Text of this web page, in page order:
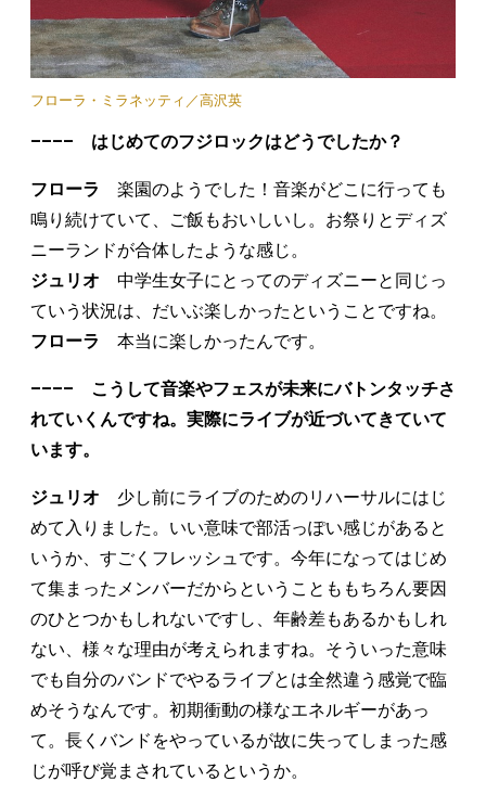
フローラ・ミラネッティ／高沢英
–––– はじめてのフジロックはどうでしたか？
フローラ
楽園のようでした！音楽がどこに行っても
鳴り続けていて、ご飯もおいしいし。お祭りとディズ
ニーランドが合体したような感じ。
ジュリオ 中学生女子にとってのディズニーと同じっ
ていう状況は、だいぶ楽しかったということですね。
フローラ
本当に楽しかったんです。
–––– こうして音楽やフェスが未来にバトンタッチさ
れていくんですね。実際にライブが近づいてきていて
います。
ジュリオ 少し前にライブのためのリハーサルにはじ
めて入りました。いい意味で部活っぽい感じがあると
いうか、すごくフレッシュです。今年になってはじめ
て集まったメンバーだからということももちろん要因
のひとつかもしれないですし、年齢差もあるかもしれ
ない、様々な理由が考えられますね。そういった意味
でも自分のバンドでやるライブとは全然違う感覚で臨
めそうなんです。初期衝動の様なエネルギーがあっ
て。長くバンドをやっているが故に失ってしまった感
じが呼び覚まされているというか。